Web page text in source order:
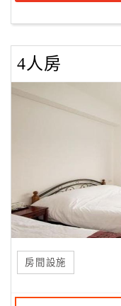
4人房
房間設施